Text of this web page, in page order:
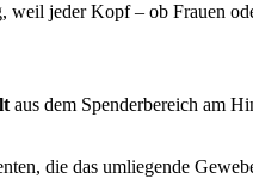
weil jeder Kopf – ob Frauen
aus dem Spenderbereich am
die das umliegende